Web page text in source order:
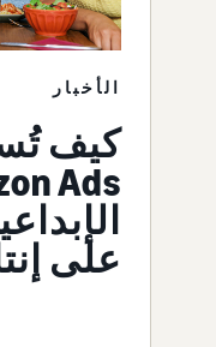
الأخبار
كيف
Ads
على